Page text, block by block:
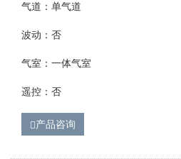
气道：单气道
波动：否
气室：一体气室
遥控：否
产品咨询